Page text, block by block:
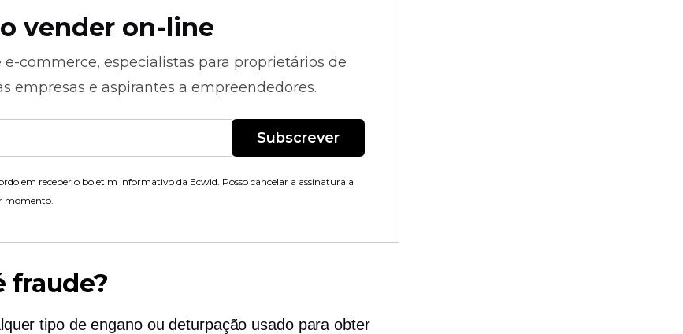
vender on-line
e-commerce, especialistas para proprietários de
empresas e aspirantes a empreendedores.
Subscrever
em receber o boletim informativo da Ecwid. Posso cancelar a assinatura a
momento.
fraude?
tipo de engano ou deturpação usado para obter